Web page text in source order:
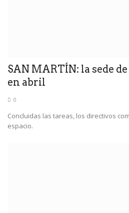
SAN MARTÍN: la sede
en abril
0
Concluidas las tareas, los directivos
espacio.